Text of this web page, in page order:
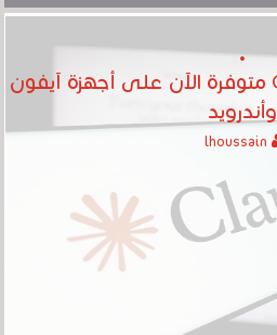
أفضل ميزة في Claude متوفرة الآن على أجهزة آيفون
وأندرويد